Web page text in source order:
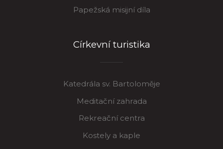
Papežská misijní díla
Církevní turistika
Katedrála sv. Bartoloměje
Meditační zahrada
Rekreační centra
Kostely a kaple